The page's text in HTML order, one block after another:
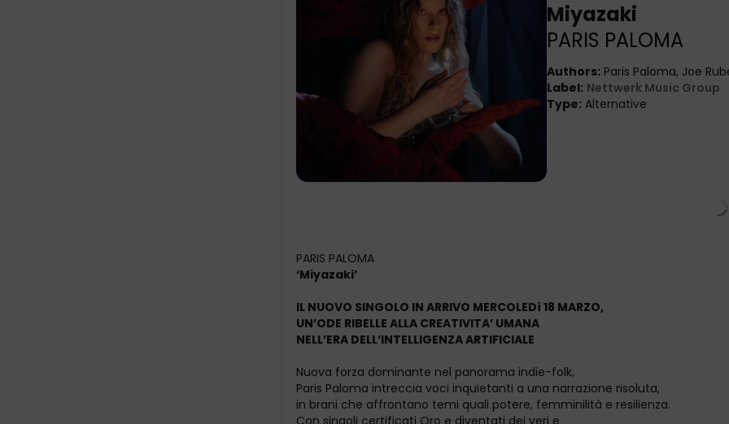
Miyazaki
PARIS PALOMA
Authors: Paris Paloma, Joe
Label: Nettwerk Music Group
Type: Alternative
PARIS PALOMA
‘Miyazaki’
IL NUOVO SINGOLO IN ARRIVO MERCOLEDì 18 MARZO,
UN’ODE RIBELLE ALLA CREATIVITA’ UMANA
NELL’ERA DELL’INTELLIGENZA ARTIFICIALE
Nuova forza dominante nel panorama indie-folk,
Paris Paloma intreccia voci inquietanti a una narrazione risoluta,
in brani che affrontano temi quali potere, femminilità e resilienza.
Con singoli certificati Oro e diventati dei veri e